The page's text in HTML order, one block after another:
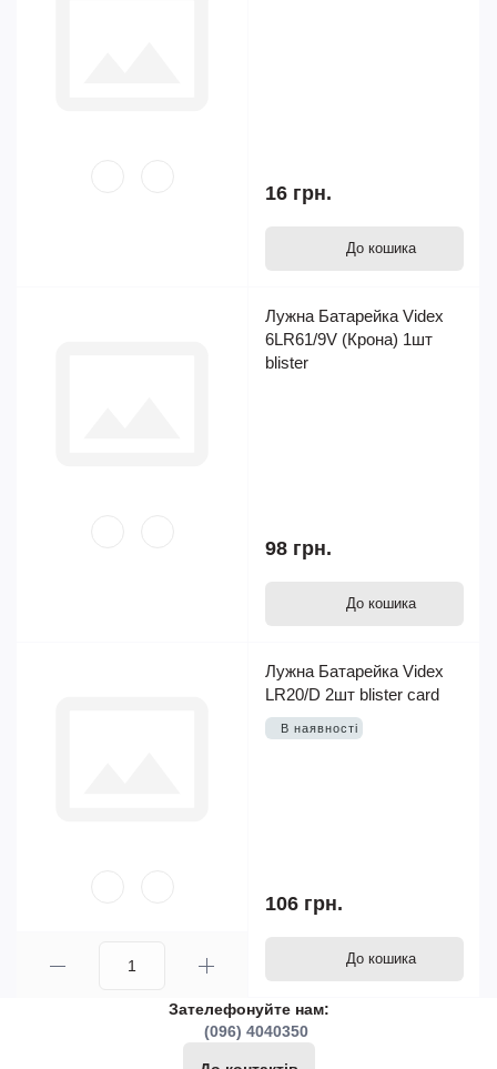
16 грн.
До кошика
Лужна Батарейка Videx
6LR61/9V (Крона) 1шт
blister
98 грн.
До кошика
Лужна Батарейка Videx
LR20/D 2шт blister card
В наявності
106 грн.
До кошика
Зателефонуйте нам:
(096) 4040350